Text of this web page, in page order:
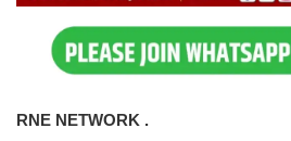
RNE NETWORK .